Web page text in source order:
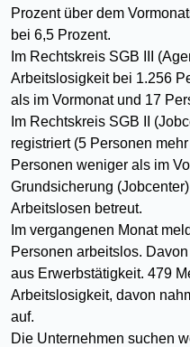
Prozent über dem
bei 6,5 Prozent.
Im Rechtskreis SGB III
Arbeitslosigkeit bei 1.256
als im Vormonat und 17
Im Rechtskreis SGB II
registriert (5 Personen
Personen weniger als im
Grundsicherung
Arbeitslosen betreut.
Im vergangenen Monat
Personen arbeitslos.
aus Erwerbstätigkeit. 479
Arbeitslosigkeit, davon
auf.
Die Unternehmen suchen